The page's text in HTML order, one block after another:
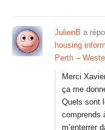
JulienB a
housing
Perth –
Merci
ça me
Quels sont
comprends
m’enterrer